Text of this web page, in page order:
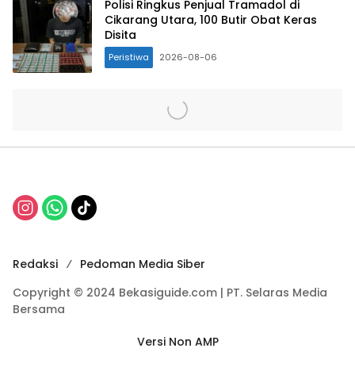
Polisi Ringkus Penjual Tramadol di
Cikarang Utara, 100 Butir Obat Keras
Disita
Peristiwa 2026-08-06
Redaksi
Pedoman Media Siber
Copyright © 2024 Bekasiguide.com | PT. Selaras Media
Bersama
Versi Non AMP